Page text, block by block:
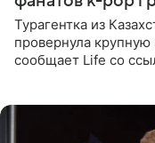
Турагентка из
провернула
сообщает Life со